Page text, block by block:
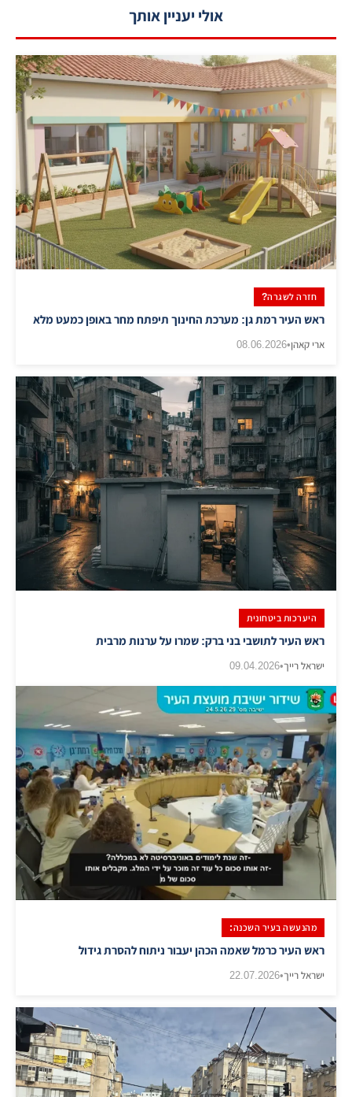
אולי יעניין אותך
חזרה לשגרה?
ראש העיר רמת גן: מערכת החינוך תיפתח מחר באופן כמעט מלא
ארי קאהן•
08.06.2026
היערכות ביטחונית
ראש העיר לתושבי בני ברק: שמרו על ערנות מרבית
ישראל רייך•
09.04.2026
מהנעשה בעיר השכנה:
ראש העיר כרמל שאמה הכהן יעבור ניתוח להסרת גידול
ישראל רייך•
22.07.2026